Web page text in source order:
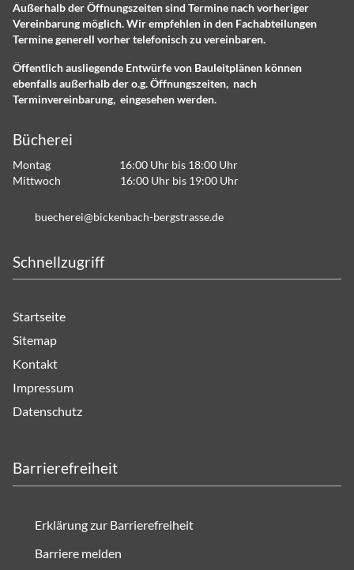
Außerhalb der Öffnungszeiten sind Termine nach vorheriger
Vereinbarung möglich. Wir empfehlen in den Fachabteilungen
Termine generell vorher telefonisch zu vereinbaren.
Öffentlich ausliegende Entwürfe von Bauleitplänen können
ebenfalls außerhalb der o.g. Öffnungszeiten, nach
Terminvereinbarung, eingesehen werden.
Bücherei
Montag 16:00 Uhr bis 18:00 Uhr
Mittwoch 16:00 Uhr bis 19:00 Uhr
b ch r b ck nb ch-b rgstr ss d
Schnellzugriff
Startseite
Sitemap
Kontakt
Impressum
Datenschutz
Barrierefreiheit
Erklärung zur Barrierefreiheit
Barriere melden